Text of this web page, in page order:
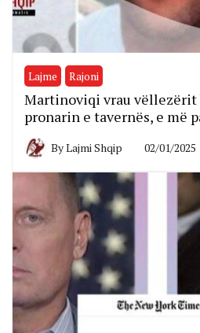
Lajme Rajoni
Martinoviqi vrau vëllezërit
pronarin e tavernës, e më
ByLajmi Shqip 02/01/2025